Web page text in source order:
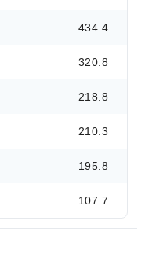
434.4
320.8
218.8
210.3
195.8
107.7